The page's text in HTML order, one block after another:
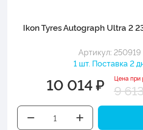
Ikon Tyres Autograph Ultra 2
Артикул: 250919
1 шт. Поставка 2
10 014 ₽ Цена при
9